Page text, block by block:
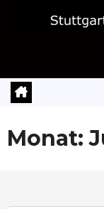
Monat: